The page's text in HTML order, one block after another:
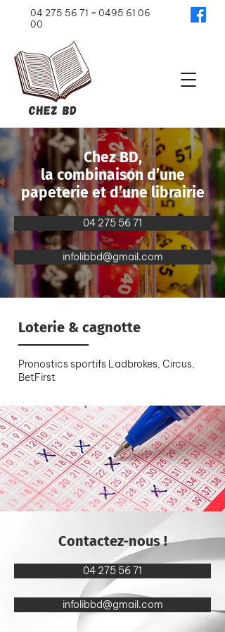
04 275 56 71 - 0495 61 06
00
Chez BD,
la combinaison d’une
papeterie et d’une librairie
04 275 56 71
infolibbd@gmail.com
Loterie & cagnotte
Pronostics sportifs Ladbrokes, Circus,
BetFirst
Contactez-nous !
04 275 56 71
infolibbd@gmail.com